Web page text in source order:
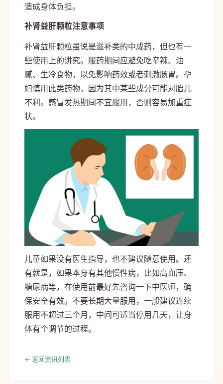
造成身体负担。
补肾益肝颗粒注意事项
补肾益肝颗粒虽说是滋补类的中成药，但也有一
些使用上的讲究。服药期间应避免吃辛辣、油
腻、生冷食物，以免影响药效或者刺激肠胃。孕
妇慎用此类药物，因为其中某些成分可能对胎儿
不利。感冒发热期间不宜服用，否则容易加重症
状。
儿童如果没有医生指导，也不建议随意使用。还
有就是，如果本身有其他慢性病，比如高血压、
糖尿病等，在使用前最好先咨询一下中医师，确
保安全有效。不要长期大量服用，一般建议连续
服用不超过三个月，中间可适当停用几天，让身
体有个调节的过程。
← 返回资讯列表